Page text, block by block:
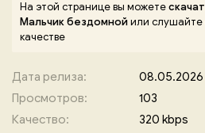
На этой странице вы можете
Мальчик бездомнойили
качестве
Дата релиза:
08.05.2026
Просмотров:
103
Качество:
320 kbps